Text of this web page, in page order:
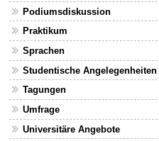
Podiumsdiskussion
Praktikum
Sprachen
Studentische Angelegenheiten
Tagungen
Umfrage
Universitäre Angebote